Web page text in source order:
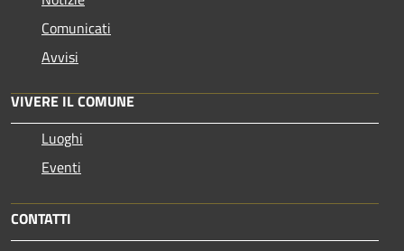
Comunicati
Avvisi
VIVERE IL COMUNE
Luoghi
Eventi
CONTATTI